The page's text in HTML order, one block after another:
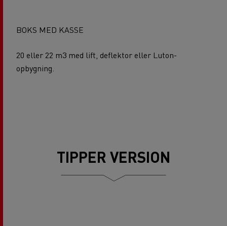
BOKS MED KASSE
20 eller 22 m3 med lift, deflektor eller Luton-
opbygning.
TIPPER VERSION